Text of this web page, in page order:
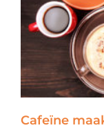
Cafeïne